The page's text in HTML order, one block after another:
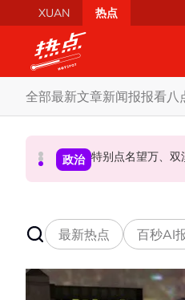
Skip to main content
XUAN 热点
全部最新文章新闻报报看八
政治
政治
政治
最新热点 百秒AI